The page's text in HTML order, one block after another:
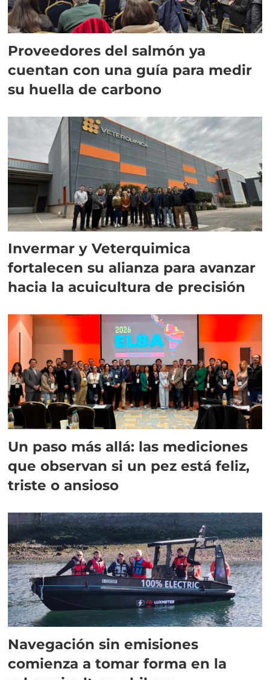
Proveedores del salmón ya
cuentan con una guía para medir
su huella de carbono
Invermar y Veterquimica
fortalecen su alianza para avanzar
hacia la acuicultura de precisión
Un paso más allá: las mediciones
que observan si un pez está feliz,
triste o ansioso
Navegación sin emisiones
comienza a tomar forma en la